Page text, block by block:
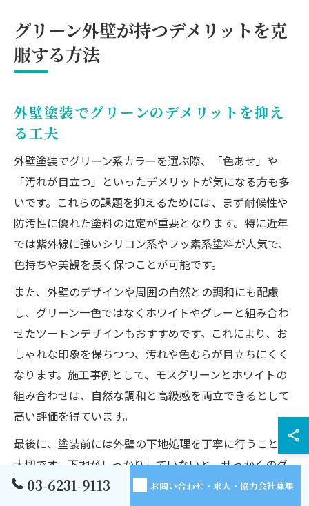
グリーン外壁が持つデメリットを克
服する方法
外壁塗装でグリーンのデメリットを抑え
る工夫
外壁塗装でグリーン系カラーを選ぶ際、「色あせ」や
「汚れが目立つ」といったデメリットが気になる方も多
いです。これらの課題を抑えるためには、まず耐候性や
防汚性に優れた塗料の選定が重要となります。特に近年
では紫外線に強いシリコン系やフッ素系塗料が人気で、
色持ちや美観を長く保つことが可能です。
また、外壁のデザインや周囲の自然との調和にも配慮
し、グリーン一色ではなくホワイトやグレーと組み合わ
せたツートンデザインもおすすめです。これにより、お
しゃれな印象を保ちつつ、汚れや色むらが目立ちにくく
なります。施工事例として、モスグリーンとホワイトの
組み合わせは、自然な調和と高級感を両立できるとして
高い評価を得ています。
最後に、塗装前には外壁の下地処理を丁寧に行うことが
大切です。下地がしっかりしていないと、せっかくのグ
リーン塗装も早期に劣化する恐れがあります。専門業者
03-6231-9113 お問い合わせ・求人・協力会社募集